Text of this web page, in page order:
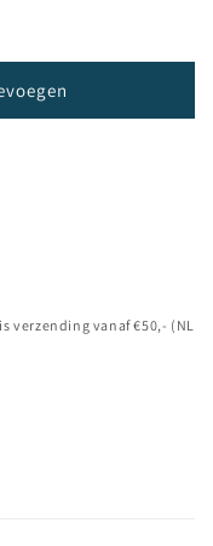
verzending vanaf €50,- (NL